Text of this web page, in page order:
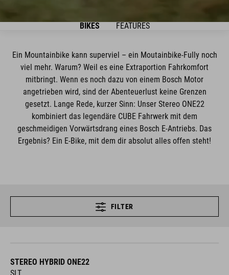
BIKES FEATURES
Ein Mountainbike kann superviel – ein Moutainbike-Fully noch
viel mehr. Warum? Weil es eine Extraportion Fahrkomfort
mitbringt. Wenn es noch dazu von einem Bosch Motor
angetrieben wird, sind der Abenteuerlust keine Grenzen
gesetzt. Lange Rede, kurzer Sinn: Unser Stereo ONE22
kombiniert das legendäre CUBE Fahrwerk mit dem
geschmeidigen Vorwärtsdrang eines Bosch E-Antriebs. Das
Ergebnis? Ein E-Bike, mit dem dir absolut alles offen steht!
FILTER
STEREO HYBRID ONE22